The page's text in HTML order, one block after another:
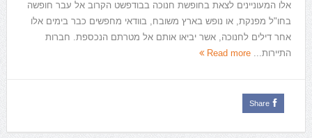
אלו המעוניינים לצאת בחופשת חנוכה בבודפשט הקרוב אל עבר חופשה
בחו"ל מפנקת, או נופש בארץ משובח, בוודאי מחפשים כבר בימים אלו
אחר דילים לחנוכה, אשר יביאו אותם אל מטרתם הנכספת. חברות
התיירות... Read more
Share